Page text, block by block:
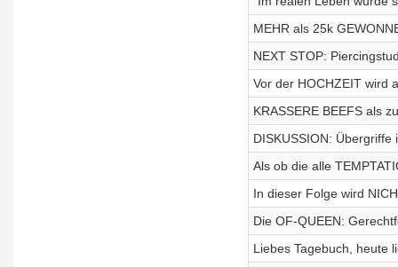
MEHR als 25k
NEXT STOP:
Vor der HOCHZEIT wird
KRASSERE BEEFS als
DISKUSSION:
Als ob die alle
In dieser Folge wird
Die OF-QUEEN:
Liebes Tagebuch, heute